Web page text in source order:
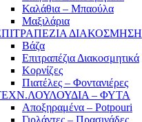
Καλάθια – Μπαούλα
Μαξιλάρια
ΔΙΑΚΟΣΜΗΣΗ
Βάζα
Επιτραπέζια Διακοσμητικά
Κορνίζες
Πιατέλες – Φοντανιέρες
– ΦΥΤΑ
Αποξηραμένα – Potpouri
Γιρλάντες – Πρασινάδες